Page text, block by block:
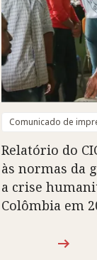
Comunicado de
Relatório do
às normas da
a crise
Colômbia em